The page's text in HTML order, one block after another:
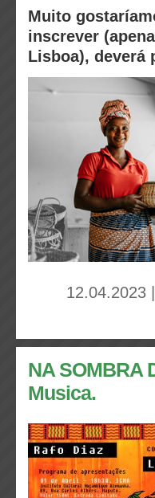
Muito
inscrever
Lisboa), deverá
12.04.2023
NA SOMBRA
Musica.